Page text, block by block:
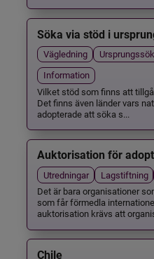
Söka via stöd i
Vägledning
Information
Vilket stöd som finns att
Det finns även länder vars
adopterade att söka s...
Auktorisation för
Utredningar Lagstiftning
Det är bara organisationer
som får förmedla
auktorisation krävs att
Chile